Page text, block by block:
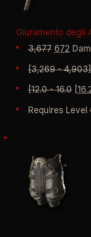
Giuramento degli
3,677 672
[3,269 - 4,903]
[12.0 - 16.0
Requires Level